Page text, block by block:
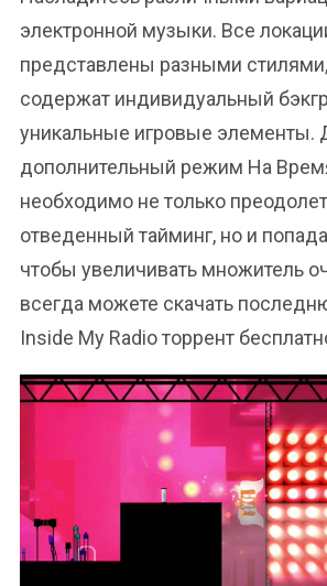
электронной музыки. Все
представлены разными
содержат индивидуальный
уникальные игровые элементы.
дополнительный режим На
необходимо не только
отведенный тайминг, но и
чтобы увеличивать множитель
всегда можете скачать
Inside My Radio торрент